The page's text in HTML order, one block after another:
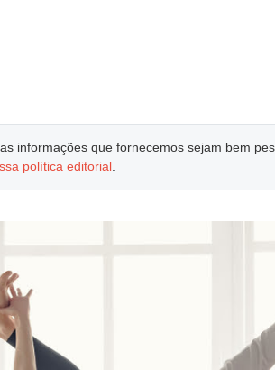
informações que fornecemos sejam bem
política editorial